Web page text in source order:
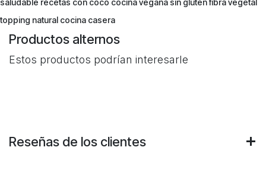
topping natural cocina casera
Productos alternos
Estos productos podrían interesarle
Reseñas de los clientes